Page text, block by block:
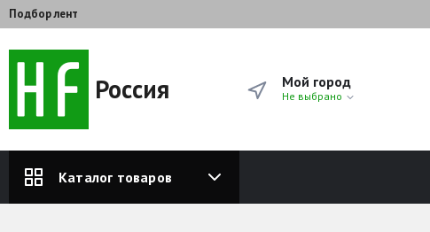
Подбор лент
Россия Мой город
Не выбрано
Каталог товаров